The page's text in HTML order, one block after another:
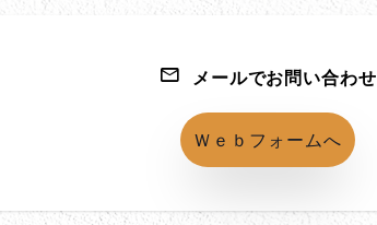
メールでお問い合わせ
Ｗｅｂフォームへ